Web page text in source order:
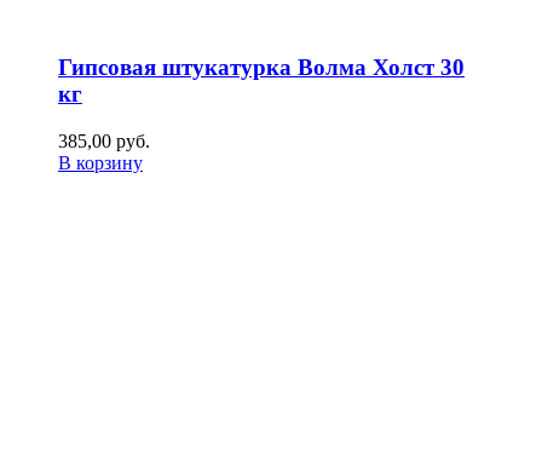
Гипсовая штукатурка Волма Холст 30
кг
385,00 руб.
В корзину